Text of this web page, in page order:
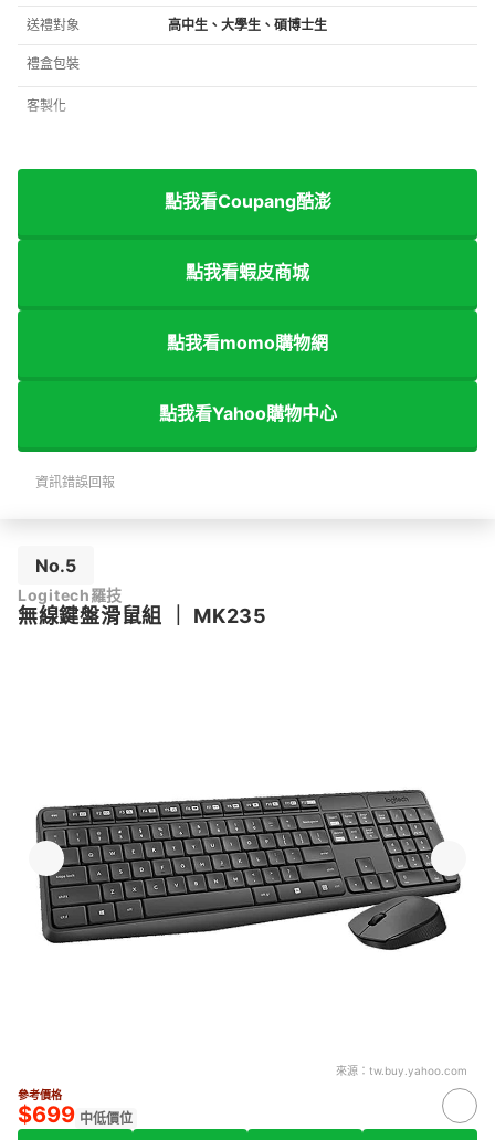
送禮對象 高中生、大學生、碩博士生
禮盒包裝
客製化
點我看Coupang酷澎
點我看蝦皮商城
點我看momo購物網
點我看Yahoo購物中心
資訊錯誤回報
No.5
Logitech羅技
無線鍵盤滑鼠組 MK235
來源： tw.buy.yahoo.com
參考價格
$699 中低價位